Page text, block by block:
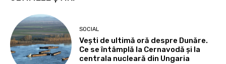
SOCIAL
Vești de ultimă oră despre Dunăre.
Ce se întâmplă la Cernavodă și la
centrala nucleară din Ungaria